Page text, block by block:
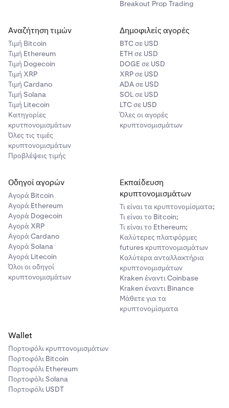
5
Στην πλατφόρμα e-Transfer, επιλέξτε την τράπεζά
σας από τη λίστα διαθέσιμων ιδρυμάτων. Συνδεθείτε
στον τραπεζικό σας λογαριασμό και ακολουθήστε τις
οδηγίες για να εξουσιοδοτήσετε και να
επεξεργαστείτε την κατάθεση.
Breakout Prop Trading
Αναζήτηση τιμών
Τιμή Βitcoin
Τιμή Ethereum
Τιμή Dogecoin
Τιμή XRP
Τιμή Cardano
Τιμή Solana
Τιμή Litecoin
Κατηγορίες
κρυτπονομισμάτων
Όλες τις τιμές
κρυπτονομισμάτων
Προβλέψεις τιμής
Δημοφιλείς αγορές
BTC σε USD
ETH σε USD
DOGE σε USD
XRP σε USD
ADA σε USD
SOL σε USD
LTC σε USD
Όλες οι αγορές
κρυπτονομισμάτων
Οδηγοί αγορών
Αγορά Bitcoin
Αγορά Ethereum
Αγορά Dogecoin
Αγορά XRP
Αγορά Cardano
Αγορά Solana
Αγορά Litecoin
Όλοι οι οδηγοί
κρυπτονομισμάτων
Εκπαίδευση
κρυπτονομισμάτων
Τι είναι τα κρυπτονομίσματα;
Τι είναι το Bitcoin;
Τι είναι το Ethereum;
Καλύτερες πλατφόρμες
futures κρυπτονομισμάτων
Καλύτερα ανταλλακτήρια
κρυπτονομισμάτων
Kraken έναντι Coinbase
Kraken έναντι Binance
Μάθετε για τα
κρυπτονομίσματα
Wallet
Πορτοφόλι κρυπτονομισμάτων
Πορτοφόλι Bitcoin
Πορτοφόλι Ethereum
Πορτοφόλι Solana
Πορτοφόλι USDT